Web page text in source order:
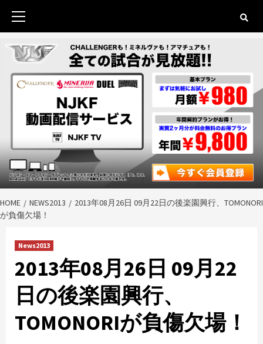
contentPrimary
HOME NEWS2013
2013年08月26日 09月22日の後楽園興行、TOMONORI
が負傷欠場！
News2013
2013年08月26日 09月22
日の後楽園興行、
TOMONORIが負傷欠場！